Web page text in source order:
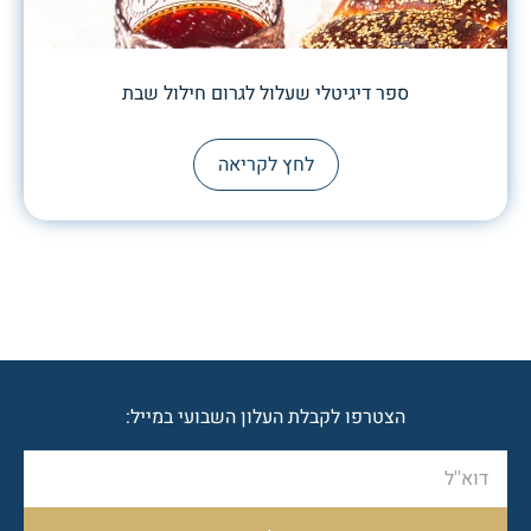
ספר דיגיטלי שעלול לגרום חילול שבת
לחץ לקריאה
הצטרפו לקבלת העלון השבועי במייל: